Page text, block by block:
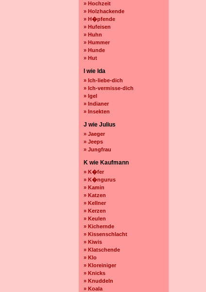
» Hochzeit
» Holzhackende
» H�pfende
» Hufeisen
» Huhn
» Hummer
» Hunde
» Hut
I wie Ida
» Ich-liebe-dich
» Ich-vermisse-dich
» Igel
» Indianer
» Insekten
J wie Julius
» Jaeger
» Jeeps
» Jungfrau
K wie Kaufmann
» K�fer
» K�ngurus
» Kamin
» Katzen
» Kellner
» Kerzen
» Keulen
» Kichernde
» Kissenschlacht
» Kiwis
» Klatschende
» Klo
» Kloreiniger
» Knicks
» Knuddeln
» Koala